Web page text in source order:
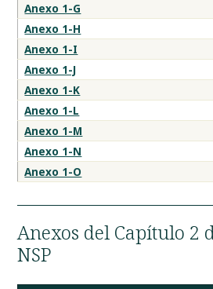
Anexo 1-G
Anexo 1-H
Anexo 1-I
Anexo 1-J
Anexo 1-K
Anexo 1-L
Anexo 1-M
Anexo 1-N
Anexo 1-O
Anexos del Capítulo 2
NSP